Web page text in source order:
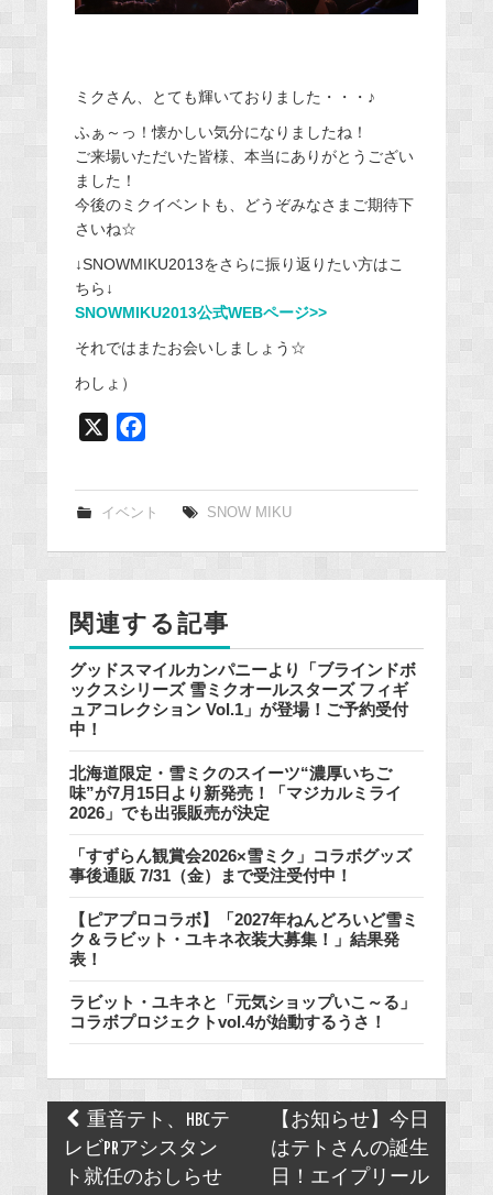
ミクさん、とても輝いておりました・・・♪
ふぁ～っ！懐かしい気分になりましたね！
ご来場いただいた皆様、本当にありがとうござい
ました！
今後のミクイベントも、どうぞみなさまご期待下
さいね☆
↓SNOWMIKU2013をさらに振り返りたい方はこ
ちら↓
SNOWMIKU2013公式WEBページ>>
それではまたお会いしましょう☆
わしょ）
e
k
イベント SNOW MIKU
関連する記事
グッドスマイルカンパニーより「ブラインドボ
ックスシリーズ 雪ミクオールスターズ フィギ
ュアコレクション Vol.1」が登場！ご予約受付
中！
北海道限定・雪ミクのスイーツ“濃厚いちご
味”が7月15日より新発売！「マジカルミライ
2026」でも出張販売が決定
「すずらん観賞会2026×雪ミク」コラボグッズ
事後通販 7/31（金）まで受注受付中！
【ピアプロコラボ】「2027年ねんどろいど雪ミ
ク＆ラビット・ユキネ衣装大募集！」結果発
表！
ラビット・ユキネと「元気ショップいこ～る」
コラボプロジェクトvol.4が始動するうさ！
Post
navigation
重音テト、HBCテ
レビPRアシスタン
ト就任のおしらせ
【お知らせ】今日
はテトさんの誕生
日！エイプリール